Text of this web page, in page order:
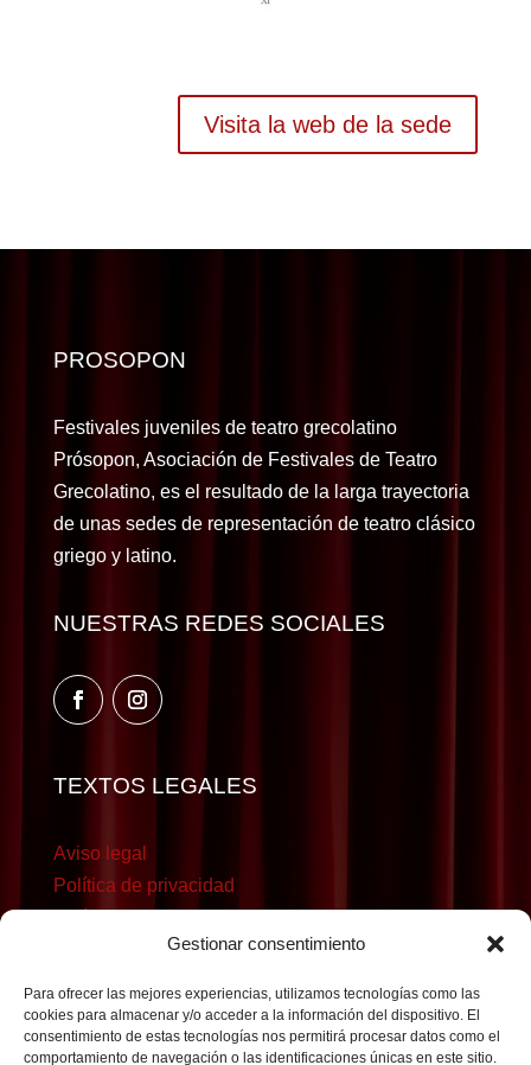
Gestionar consentimiento
Para ofrecer las mejores experiencias, utilizamos tecnologías como las
cookies para almacenar y/o acceder a la información del dispositivo. El
consentimiento de estas tecnologías nos permitirá procesar datos como el
comportamiento de navegación o las identificaciones únicas en este sitio.
Visita la web de la sede
PROSOPON
Festivales juveniles de teatro grecolatino
Prósopon, Asociación de Festivales de Teatro
Grecolatino, es el resultado de la larga trayectoria
de unas sedes de representación de teatro clásico
griego y latino.
NUESTRAS REDES SOCIALES
TEXTOS LEGALES
Aviso legal
Política de privacidad